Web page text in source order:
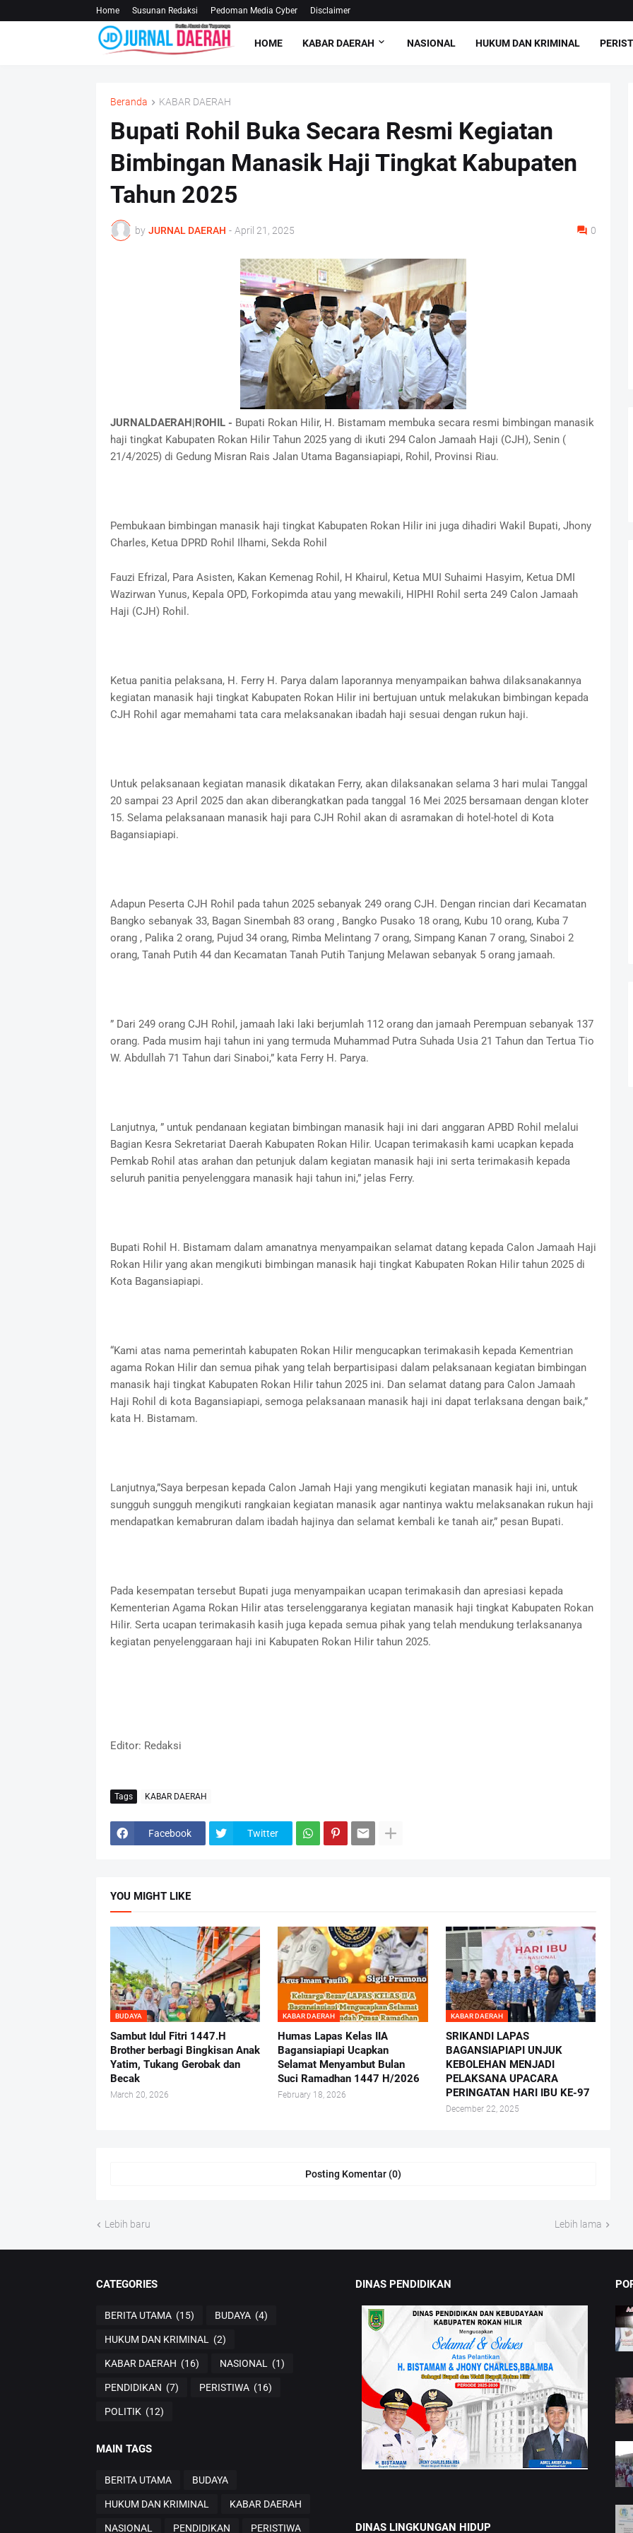
Home Susunan Redaksi Pedoman Media Cyber Disclaimer
HOME KABAR DAERAH NASIONAL HUKUM DAN KRIMINAL
Beranda KABAR DAERAH
Bupati Rohil Buka Secara Resmi Kegiatan
Bimbingan Manasik Haji Tingkat Kabupaten
Tahun 2025
by JURNAL DAERAH - April 21, 2025 0
JURNALDAERAH|ROHIL - Bupati Rokan Hilir, H. Bistamam membuka secara resmi bimbingan manasik
haji tingkat Kabupaten Rokan Hilir Tahun 2025 yang di ikuti 294 Calon Jamaah Haji (CJH), Senin (
21/4/2025) di Gedung Misran Rais Jalan Utama Bagansiapiapi, Rohil, Provinsi Riau.
Pembukaan bimbingan manasik haji tingkat Kabupaten Rokan Hilir ini juga dihadiri Wakil Bupati, Jhony
Charles, Ketua DPRD Rohil Ilhami, Sekda Rohil
Fauzi Efrizal, Para Asisten, Kakan Kemenag Rohil, H Khairul, Ketua MUI Suhaimi Hasyim, Ketua DMI
Wazirwan Yunus, Kepala OPD, Forkopimda atau yang mewakili, HIPHI Rohil serta 249 Calon Jamaah
Haji (CJH) Rohil.
Ketua panitia pelaksana, H. Ferry H. Parya dalam laporannya menyampaikan bahwa dilaksanakannya
kegiatan manasik haji tingkat Kabupaten Rokan Hilir ini bertujuan untuk melakukan bimbingan kepada
CJH Rohil agar memahami tata cara melaksanakan ibadah haji sesuai dengan rukun haji.
Untuk pelaksanaan kegiatan manasik dikatakan Ferry, akan dilaksanakan selama 3 hari mulai Tanggal
20 sampai 23 April 2025 dan akan diberangkatkan pada tanggal 16 Mei 2025 bersamaan dengan kloter
15. Selama pelaksanaan manasik haji para CJH Rohil akan di asramakan di hotel-hotel di Kota
Bagansiapiapi.
Adapun Peserta CJH Rohil pada tahun 2025 sebanyak 249 orang CJH. Dengan rincian dari Kecamatan
Bangko sebanyak 33, Bagan Sinembah 83 orang , Bangko Pusako 18 orang, Kubu 10 orang, Kuba 7
orang , Palika 2 orang, Pujud 34 orang, Rimba Melintang 7 orang, Simpang Kanan 7 orang, Sinaboi 2
orang, Tanah Putih 44 dan Kecamatan Tanah Putih Tanjung Melawan sebanyak 5 orang jamaah.
” Dari 249 orang CJH Rohil, jamaah laki laki berjumlah 112 orang dan jamaah Perempuan sebanyak 137
orang. Pada musim haji tahun ini yang termuda Muhammad Putra Suhada Usia 21 Tahun dan Tertua Tio
W. Abdullah 71 Tahun dari Sinaboi,” kata Ferry H. Parya.
Lanjutnya, ” untuk pendanaan kegiatan bimbingan manasik haji ini dari anggaran APBD Rohil melalui
Bagian Kesra Sekretariat Daerah Kabupaten Rokan Hilir. Ucapan terimakasih kami ucapkan kepada
Pemkab Rohil atas arahan dan petunjuk dalam kegiatan manasik haji ini serta terimakasih kepada
seluruh panitia penyelenggara manasik haji tahun ini,” jelas Ferry.
Bupati Rohil H. Bistamam dalam amanatnya menyampaikan selamat datang kepada Calon Jamaah Haji
Rokan Hilir yang akan mengikuti bimbingan manasik haji tingkat Kabupaten Rokan Hilir tahun 2025 di
Kota Bagansiapiapi.
“Kami atas nama pemerintah kabupaten Rokan Hilir mengucapkan terimakasih kepada Kementrian
agama Rokan Hilir dan semua pihak yang telah berpartisipasi dalam pelaksanaan kegiatan bimbingan
manasik haji tingkat Kabupaten Rokan Hilir tahun 2025 ini. Dan selamat datang para Calon Jamaah
Haji Rohil di kota Bagansiapiapi, semoga pelaksanaan manasik haji ini dapat terlaksana dengan baik,”
kata H. Bistamam.
Lanjutnya,”Saya berpesan kepada Calon Jamah Haji yang mengikuti kegiatan manasik haji ini, untuk
sungguh sungguh mengikuti rangkaian kegiatan manasik agar nantinya waktu melaksanakan rukun haji
mendapatkan kemabruran dalam ibadah hajinya dan selamat kembali ke tanah air,” pesan Bupati.
Pada kesempatan tersebut Bupati juga menyampaikan ucapan terimakasih dan apresiasi kepada
Kementerian Agama Rokan Hilir atas terselenggaranya kegiatan manasik haji tingkat Kabupaten Rokan
Hilir. Serta ucapan terimakasih kasih juga kepada semua pihak yang telah mendukung terlaksananya
kegiatan penyelenggaraan haji ini Kabupaten Rokan Hilir tahun 2025.
Editor: Redaksi
Tags KABAR DAERAH
Facebook Twitter
YOU MIGHT LIKE
BUDAYA
Sambut Idul Fitri 1447.H
Brother berbagi Bingkisan Anak
Yatim, Tukang Gerobak dan
Becak
March 20, 2026
KABAR DAERAH
Humas Lapas Kelas IIA
Bagansiapiapi Ucapkan
Selamat Menyambut Bulan
Suci Ramadhan 1447 H/2026
February 18, 2026
KABAR DAERAH
SRIKANDI LAPAS
BAGANSIAPIAPI UNJUK
KEBOLEHAN MENJADI
PELAKSANA UPACARA
PERINGATAN HARI IBU KE-97
December 22, 2025
Posting Komentar (0)
Lebih baru Lebih lama
CATEGORIES
BERITA UTAMA (15) BUDAYA (4)
HUKUM DAN KRIMINAL (2)
KABAR DAERAH (16) NASIONAL (1)
PENDIDIKAN (7) PERISTIWA (16)
POLITIK (12)
MAIN TAGS
BERITA UTAMA BUDAYA
HUKUM DAN KRIMINAL KABAR DAERAH
NASIONAL PENDIDIKAN PERISTIWA
DINAS PENDIDIKAN
DINAS LINGKUNGAN HIDUP